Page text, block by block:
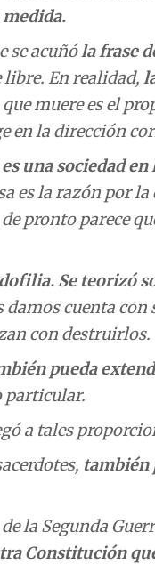
medida.
se acuñóla frase
libre. En realidad,
muere es el
en la dirección
una sociedad
es la razón por
de pronto parece
Se teorizó
cuenta con
con destruirlos.
pueda
particular.
a tales
también
la Segunda
Constitución